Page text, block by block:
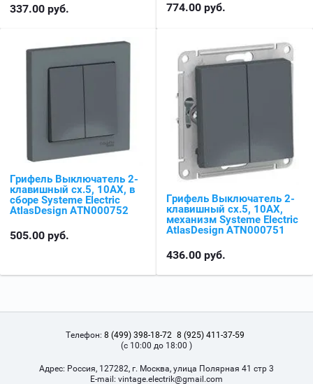
337.00 руб. 774.00 руб.
Грифель Выключатель 2-
клавишный сх.5, 10АХ, в
сборе Systeme Electric
AtlasDesign ATN000752
505.00 руб.
Грифель Выключатель 2-
клавишный сх.5, 10АХ,
механизм Systeme Electric
AtlasDesign ATN000751
436.00 руб.
Телефон: 8 (499) 398-18-72 8 (925) 411-37-59
(с 10:00 до 18:00 )
Адрес: Россия, 127282, г. Москва, улица Полярная 41 стр 3
Е-mail: vintage.electrik@gmail.com